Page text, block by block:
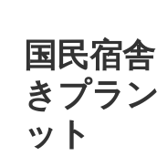
国民宿
きプラ
ット